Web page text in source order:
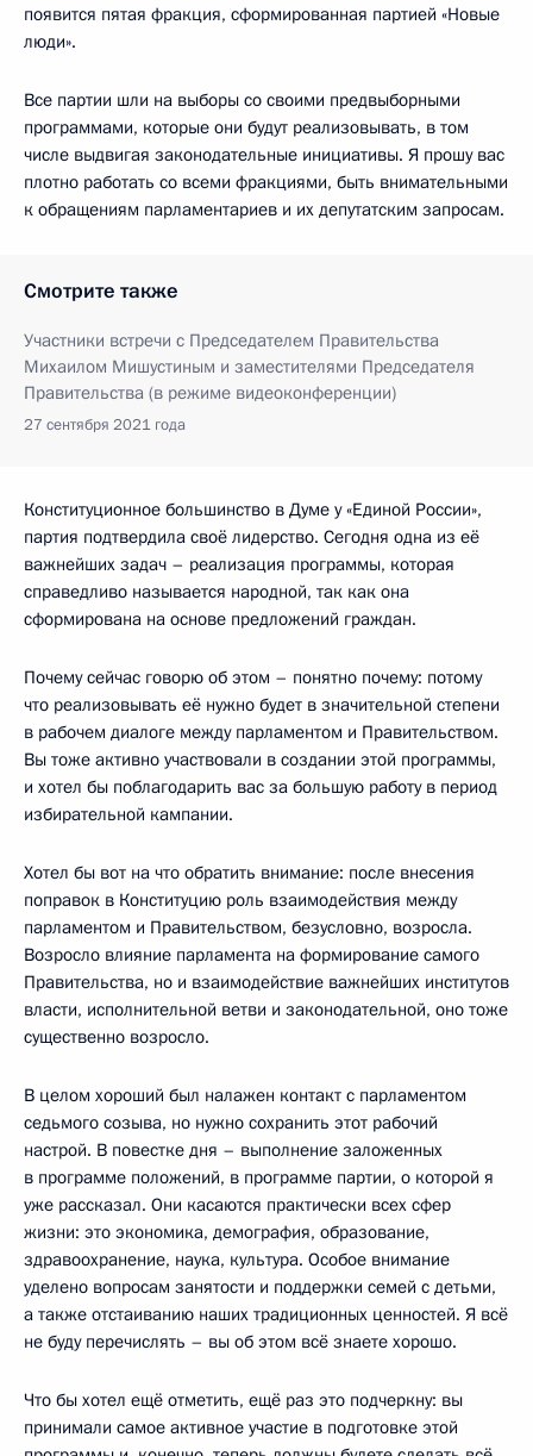
появится пятая фракция, сформированная партией «Новые
люди».
Все партии шли на выборы со своими предвыборными
программами, которые они будут реализовывать, в том
числе выдвигая законодательные инициативы. Я прошу вас
плотно работать со всеми фракциями, быть внимательными
к обращениям парламентариев и их депутатским запросам.
Смотрите также
Участники встречи с Председателем Правительства
Михаилом Мишустиным и заместителями Председателя
Правительства (в режиме видеоконференции)
27 сентября 2021 года
Конституционное большинство в Думе у «Единой России»,
партия подтвердила своё лидерство. Сегодня одна из её
важнейших задач – реализация программы, которая
справедливо называется народной, так как она
сформирована на основе предложений граждан.
Почему сейчас говорю об этом – понятно почему: потому
что реализовывать её нужно будет в значительной степени
в рабочем диалоге между парламентом и Правительством.
Вы тоже активно участвовали в создании этой программы,
и хотел бы поблагодарить вас за большую работу в период
избирательной кампании.
Хотел бы вот на что обратить внимание: после внесения
поправок в Конституцию роль взаимодействия между
парламентом и Правительством, безусловно, возросла.
Возросло влияние парламента на формирование самого
Правительства, но и взаимодействие важнейших институтов
власти, исполнительной ветви и законодательной, оно тоже
существенно возросло.
В целом хороший был налажен контакт с парламентом
седьмого созыва, но нужно сохранить этот рабочий
настрой. В повестке дня – выполнение заложенных
в программе положений, в программе партии, о которой я
уже рассказал. Они касаются практически всех сфер
жизни: это экономика, демография, образование,
здравоохранение, наука, культура. Особое внимание
уделено вопросам занятости и поддержки семей с детьми,
а также отстаиванию наших традиционных ценностей. Я всё
не буду перечислять – вы об этом всё знаете хорошо.
Что бы хотел ещё отметить, ещё раз это подчеркну: вы
принимали самое активное участие в подготовке этой